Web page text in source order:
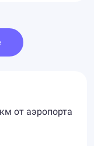
от аэропорта